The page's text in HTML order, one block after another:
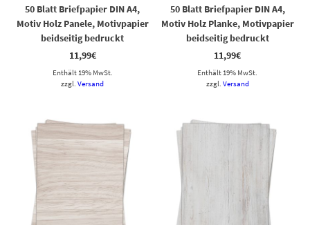
50 Blatt Briefpapier DIN A4,
Motiv Holz Panele, Motivpapier
beidseitig bedruckt
11,99€
Enthält 19% MwSt.
zzgl.Versand
50 Blatt Briefpapier DIN A4,
Motiv Holz Planke, Motivpapier
beidseitig bedruckt
11,99€
Enthält 19% MwSt.
zzgl. Versand